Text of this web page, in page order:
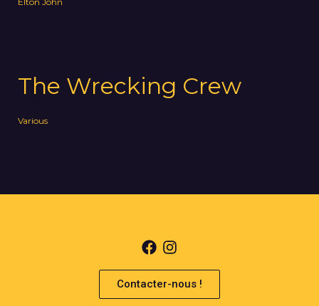
The Wrecking Crew
Various
Contacter-nous !